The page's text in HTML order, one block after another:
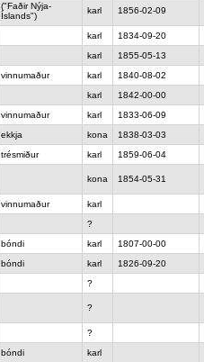
("Faðir Nýja-
Íslands")
karl 1856-02-09
karl
1834-09-20
karl
1855-05-13
vinnumaður karl
1840-08-02
karl
1842-00-00
vinnumaður karl
1833-06-09
ekkja kona
1838-03-03
trésmiður karl 1859-06-04
kona 1854-05-31
vinnumaður
karl
?
bóndi karl
1807-00-00
bóndi karl
1826-09-20
?
?
?
bóndi karl